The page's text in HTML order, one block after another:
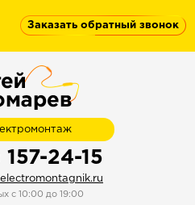
Заказать обратный звонок
157-24-15
c 10:00 до 19:00